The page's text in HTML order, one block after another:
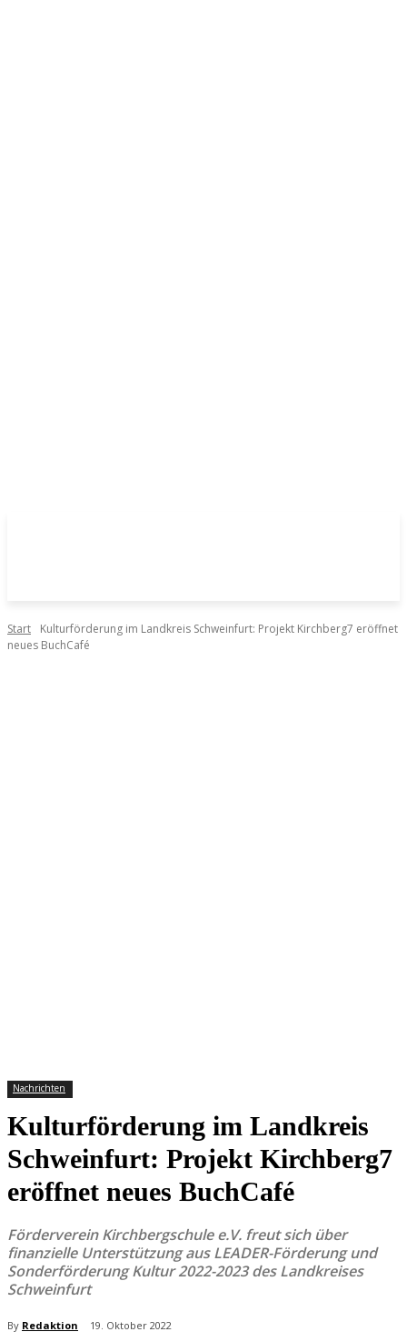
Start
Kulturförderung im Landkreis Schweinfurt: Projekt Kirchberg7 eröffnet
neues BuchCafé
Nachrichten
Kulturförderung im Landkreis
Schweinfurt: Projekt Kirchberg7
eröffnet neues BuchCafé
Förderverein Kirchbergschule e.V. freut sich über
finanzielle Unterstützung aus LEADER-Förderung und
Sonderförderung Kultur 2022-2023 des Landkreises
Schweinfurt
By Redaktion 19. Oktober 2022